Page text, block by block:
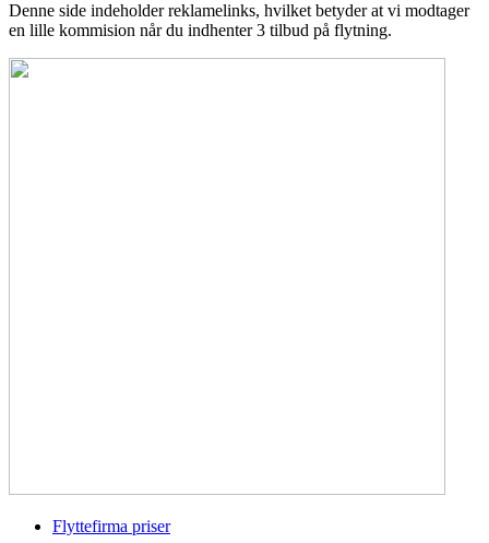
Denne side indeholder reklamelinks, hvilket betyder at vi modtager
en lille kommision når du indhenter 3 tilbud på flytning.
Flyttefirma priser